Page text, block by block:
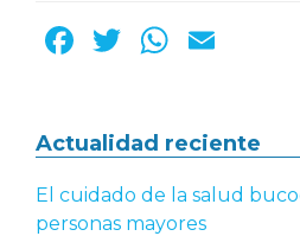
F
e
b
T
te
r
W
ts
A
l
Barra
lateral
Actualidad reciente
El cuidado de la salud
personas mayores